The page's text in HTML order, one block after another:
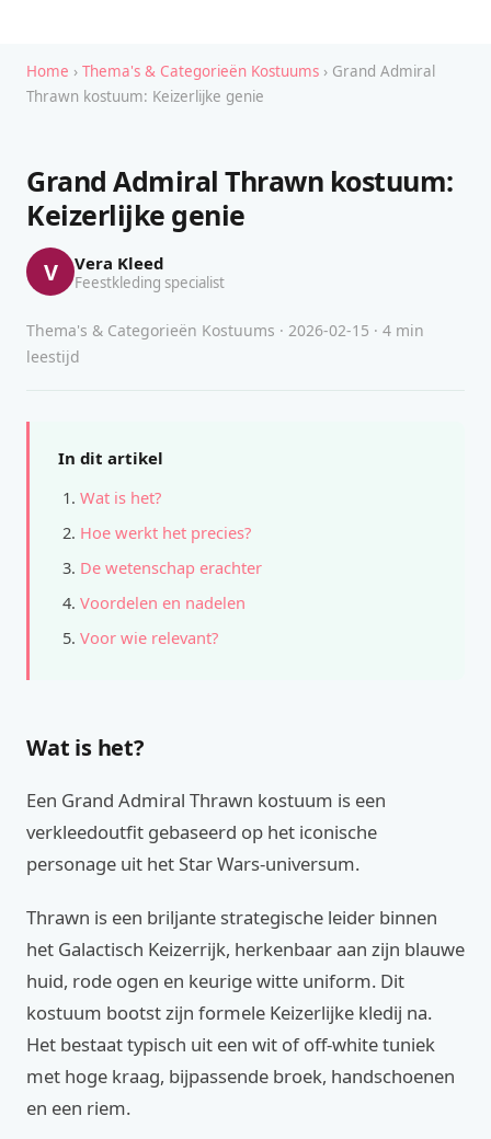
Home › Thema's & Categorieën Kostuums › Grand Admiral
Thrawn kostuum: Keizerlijke genie
Grand Admiral Thrawn kostuum:
Keizerlijke genie
V Vera Kleed
Feestkleding specialist
Thema's & Categorieën Kostuums · 2026-02-15 · 4 min
leestijd
In dit artikel
Wat is het?
Hoe werkt het precies?
De wetenschap erachter
Voordelen en nadelen
Voor wie relevant?
Wat is het?
Een Grand Admiral Thrawn kostuum is een
verkleedoutfit gebaseerd op het iconische
personage uit het Star Wars-universum.
Thrawn is een briljante strategische leider binnen
het Galactisch Keizerrijk, herkenbaar aan zijn blauwe
huid, rode ogen en keurige witte uniform. Dit
kostuum bootst zijn formele Keizerlijke kledij na.
Het bestaat typisch uit een wit of off-white tuniek
met hoge kraag, bijpassende broek, handschoenen
en een riem.